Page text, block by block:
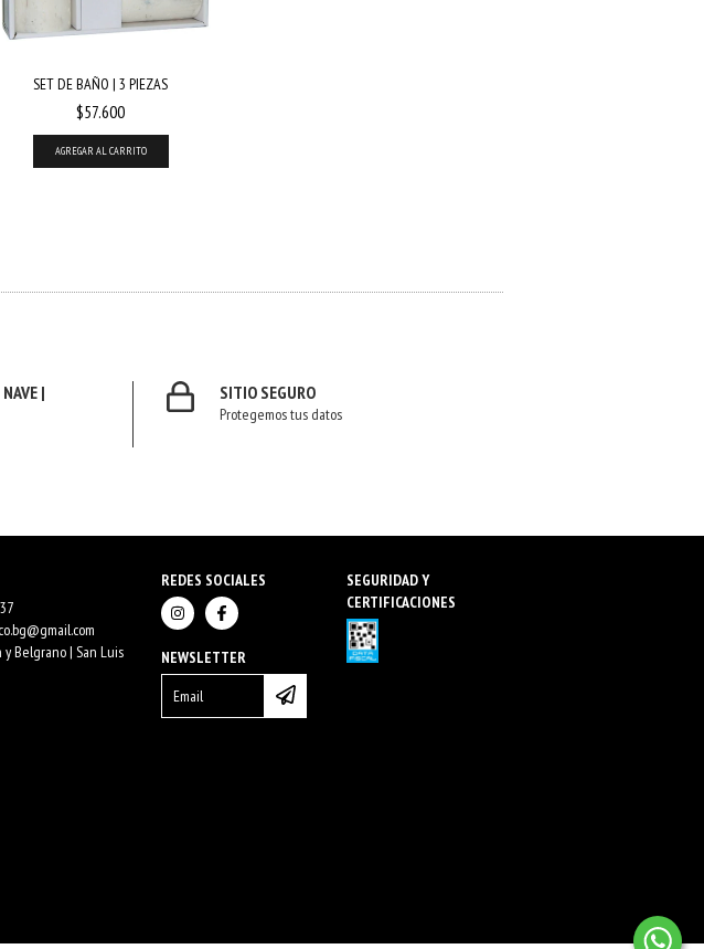
SET DE BAÑO | 3 PIEZAS
$57.600
AGREGAR AL CARRITO
|
SITIO SEGURO
Protegemos tus datos
Belgrano | San Luis
REDES SOCIALES
NEWSLETTER
SEGURIDAD Y
CERTIFICACIONES